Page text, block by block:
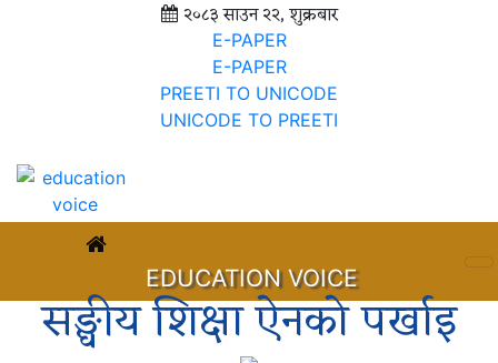
२०८३ साउन २२, शुक्रबार
E-PAPER
E-PAPER
PREETI TO UNICODE
UNICODE TO PREETI
EDUCATION VOICE
सङ्घीय शिक्षा ऐनको पर्खाइ